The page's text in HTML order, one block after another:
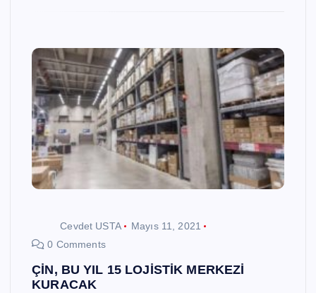
Cevdet USTA
Mayıs 11, 2021
0 Comments
ÇİN, BU YIL 15 LOJİSTİK MERKEZİ
KURACAK